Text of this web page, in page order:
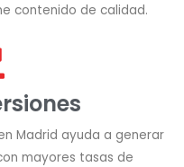
contenido de calidad.
Madrid ayuda a generar
mayores tasas de